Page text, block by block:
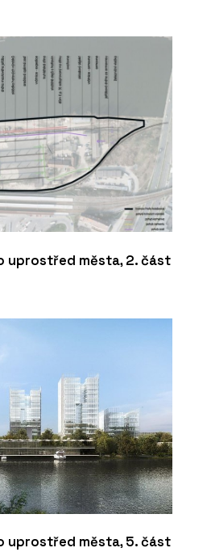
uprostřed města, 2. část
uprostřed města, 5. část